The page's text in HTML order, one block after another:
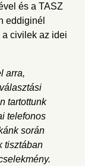
és a TASZ
eddiginél
a civilek az idei
arra,
tartottunk
telefonos
során
tisztában